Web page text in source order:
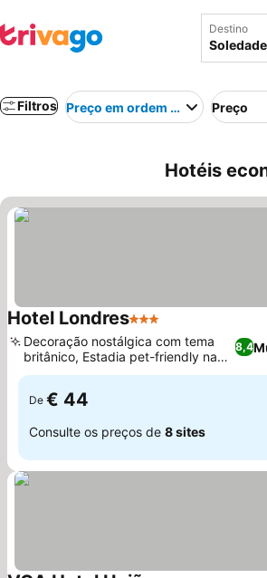
Destino
Filtros Preço em ordem crescentePreço
Hotéis
Hotel Londres3 Estrelas
8,4
Decoração nostálgica com tema
britânico, Estadia pet-friendly na
cidade
De € 44
Consulte os preços de 8 sites